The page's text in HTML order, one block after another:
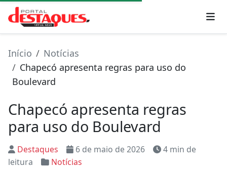
Início
Notícias
Chapecó apresenta regras para uso do
Boulevard
Chapecó apresenta regras
para uso do Boulevard
Destaques 6 de maio de 2026
4 min de
leitura
Notícias